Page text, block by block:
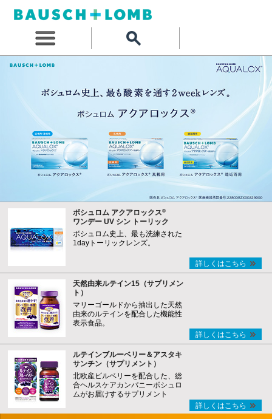
ボシュロム アクアロックス®
ワンデー UV シン トーリック
ボシュロム史上、最も洗練された
1dayトーリックレンズ。
詳しくはこちら
天然由来ルテイン15（サプリメン
ト）
マリーゴールドから抽出した天然
由来のルテインを配合した機能性
表示食品。
詳しくはこちら
ルテインブルーベリー＆アスタキ
サンチン（サプリメント）
北欧産ビルベリーを配合した、総
合ヘルスケアカンパニーボシュロ
ムがお届けするサプリメント
詳しくはこちら